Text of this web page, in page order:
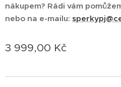
nákupem? Rádi vám
nebo na e-mailu:
3 999,00 Kč